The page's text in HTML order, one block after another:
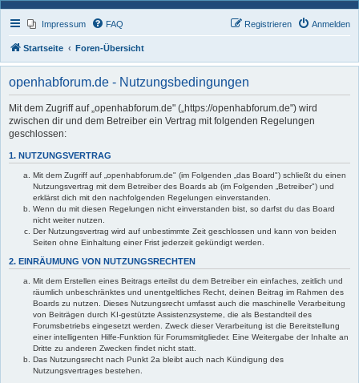
Impressum FAQ Anmelden
Registrieren
Startseite Foren-Übersicht
openhabforum.de - Nutzungsbedingungen
Mit dem Zugriff auf „openhabforum.de" („https://openhabforum.de") wird
zwischen dir und dem Betreiber ein Vertrag mit folgenden Regelungen
geschlossen:
1. NUTZUNGSVERTRAG
Mit dem Zugriff auf „openhabforum.de" (im Folgenden „das Board") schließt du einen
Nutzungsvertrag mit dem Betreiber des Boards ab (im Folgenden „Betreiber") und
erklärst dich mit den nachfolgenden Regelungen einverstanden.
Wenn du mit diesen Regelungen nicht einverstanden bist, so darfst du das Board
nicht weiter nutzen.
Der Nutzungsvertrag wird auf unbestimmte Zeit geschlossen und kann von beiden
Seiten ohne Einhaltung einer Frist jederzeit gekündigt werden.
2. EINRÄUMUNG VON NUTZUNGSRECHTEN
Mit dem Erstellen eines Beitrags erteilst du dem Betreiber ein einfaches, zeitlich und
räumlich unbeschränktes und unentgeltliches Recht, deinen Beitrag im Rahmen des
Boards zu nutzen. Dieses Nutzungsrecht umfasst auch die maschinelle Verarbeitung
von Beiträgen durch KI-gestützte Assistenzsysteme, die als Bestandteil des
Forumsbetriebs eingesetzt werden. Zweck dieser Verarbeitung ist die Bereitstellung
einer intelligenten Hilfe-Funktion für Forumsmitglieder. Eine Weitergabe der Inhalte an
Dritte zu anderen Zwecken findet nicht statt.
Das Nutzungsrecht nach Punkt 2a bleibt auch nach Kündigung des
Nutzungsvertrages bestehen.